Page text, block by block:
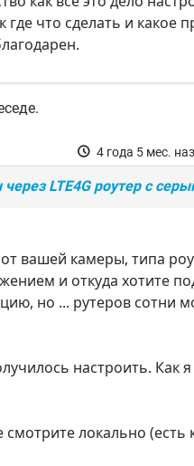
что сделать и какое
4 года 5 мес.
LTE4G роутер с
вашей камеры, типа
и откуда хотите
но ... рутеров сотни
настроить. Как
локально